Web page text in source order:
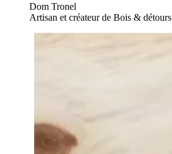
Dom Tronel
Artisan et créateur de Bois & détours